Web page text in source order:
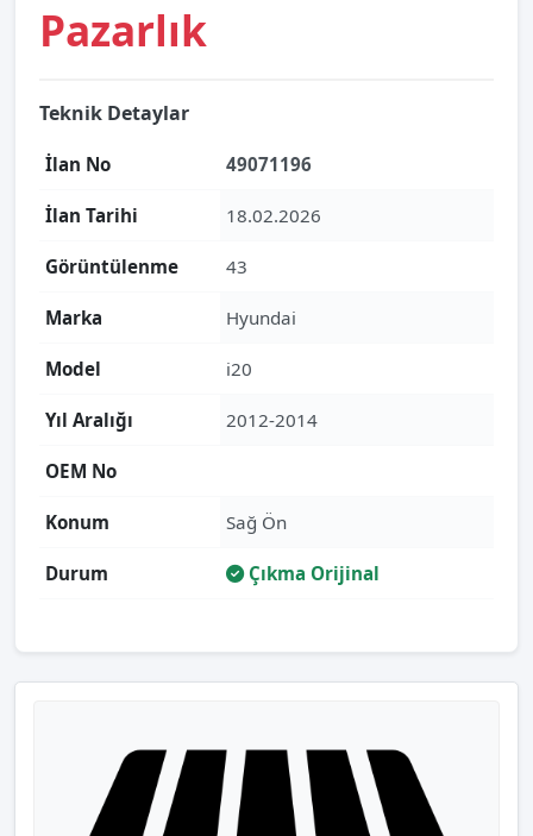
Pazarlık
Teknik Detaylar
İlan No 49071196
İlan Tarihi 18.02.2026
Görüntülenme 43
Marka Hyundai
Model i20
Yıl Aralığı 2012-2014
OEM No
Konum Sağ Ön
Durum Çıkma Orijinal